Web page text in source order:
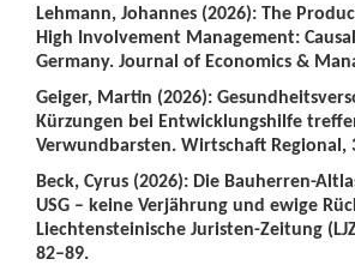
Lehmann, Johannes (2026): The
High Involvement Management:
Germany. Journal of Economics &
Geiger, Martin (2026):
Kürzungen bei Entwicklungshilfe
Verwundbarsten. Wirtschaft Regional,
Beck, Cyrus (2026): Die Bauherren-
USG – keine Verjährung und ewige
Liechtensteinische Juristen-Zeitung
82–89.